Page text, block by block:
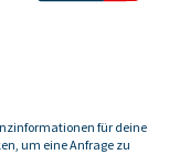
für deine
um eine Anfrage zu